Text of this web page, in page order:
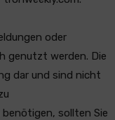
oder
genutzt werden. Die
dar und sind nicht
sollten Sie